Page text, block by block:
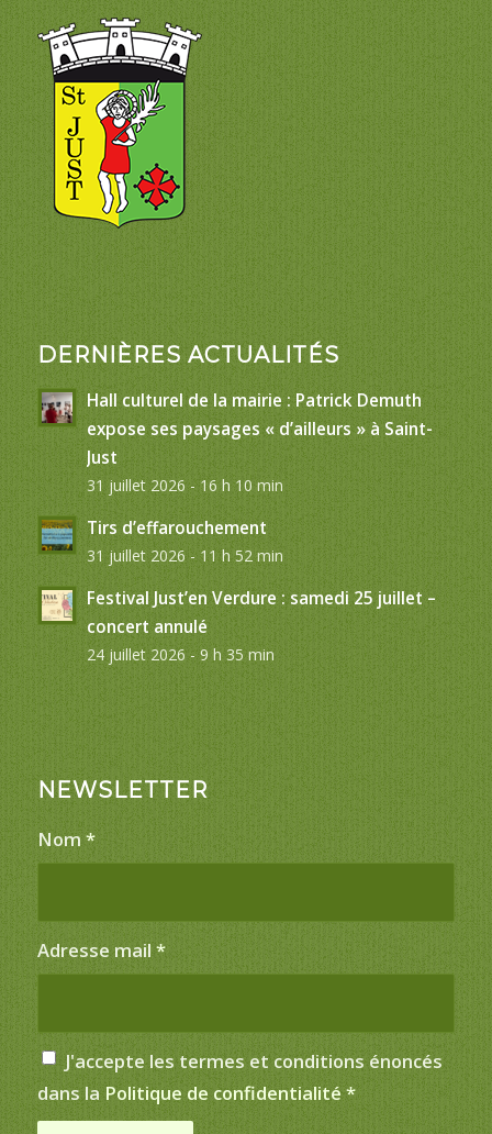
DERNIÈRES ACTUALITÉS
Hall culturel de la mairie : Patrick Demuth
expose ses paysages « d’ailleurs » à Saint-
Just
31 juillet 2026 - 16 h 10 min
Tirs d’effarouchement
31 juillet 2026 - 11 h 52 min
Festival Just’en Verdure : samedi 25 juillet –
concert annulé
24 juillet 2026 - 9 h 35 min
NEWSLETTER
Nom *
Adresse mail *
J'accepte les termes et conditions énoncés
dans la Politique de confidentialité *